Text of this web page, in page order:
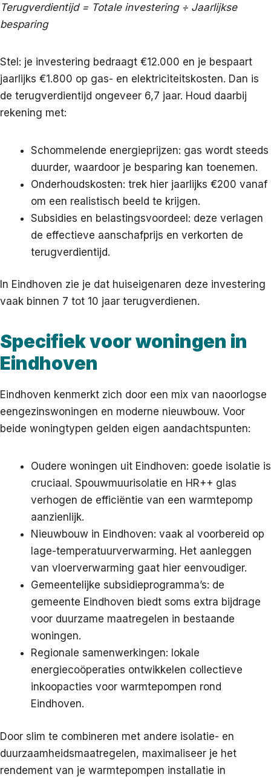
Terugverdientijd = Totale investering ÷ Jaarlijkse
besparing
Stel: je investering bedraagt €12.000 en je bespaart
jaarlijks €1.800 op gas- en elektriciteitskosten. Dan is
de terugverdientijd ongeveer 6,7 jaar. Houd daarbij
rekening met:
Schommelende energieprijzen: gas wordt steeds
duurder, waardoor je besparing kan toenemen.
Onderhoudskosten: trek hier jaarlijks €200 vanaf
om een realistisch beeld te krijgen.
Subsidies en belastingsvoordeel: deze verlagen
de effectieve aanschafprijs en verkorten de
terugverdientijd.
In Eindhoven zie je dat huiseigenaren deze investering
vaak binnen 7 tot 10 jaar terugverdienen.
Specifiek voor woningen in
Eindhoven
Eindhoven kenmerkt zich door een mix van naoorlogse
eengezinswoningen en moderne nieuwbouw. Voor
beide woningtypen gelden eigen aandachtspunten:
Oudere woningen uit Eindhoven: goede isolatie is
cruciaal. Spouwmuurisolatie en HR++ glas
verhogen de efficiëntie van een warmtepomp
aanzienlijk.
Nieuwbouw in Eindhoven: vaak al voorbereid op
lage-temperatuurverwarming. Het aanleggen
van vloerverwarming gaat hier eenvoudiger.
Gemeentelijke subsidieprogramma’s: de
gemeente Eindhoven biedt soms extra bijdrage
voor duurzame maatregelen in bestaande
woningen.
Regionale samenwerkingen: lokale
energiecoöperaties ontwikkelen collectieve
inkoopacties voor warmtepompen rond
Eindhoven.
Door slim te combineren met andere isolatie- en
duurzaamheidsmaatregelen, maximaliseer je het
rendement van je warmtepompen installatie in